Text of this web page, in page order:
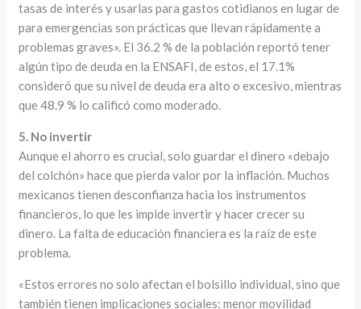
tasas de interés y usarlas para gastos cotidianos en lugar de
para emergencias son prácticas que llevan rápidamente a
problemas graves». El 36.2 % de la población reportó tener
algún tipo de deuda en la ENSAFI, de estos, el 17.1%
consideró que su nivel de deuda era alto o excesivo, mientras
que 48.9 % lo calificó como moderado.
5. No invertir
Aunque el ahorro es crucial, solo guardar el dinero «debajo
del colchón» hace que pierda valor por la inflación. Muchos
mexicanos tienen desconfianza hacia los instrumentos
financieros, lo que les impide invertir y hacer crecer su
dinero. La falta de educación financiera es la raíz de este
problema.
«Estos errores no solo afectan el bolsillo individual, sino que
también tienen implicaciones sociales: menor movilidad